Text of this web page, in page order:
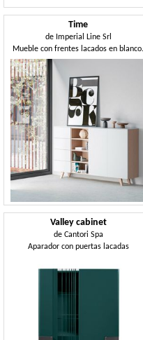
Time
de Imperial Line Srl
Mueble con frentes lacados en blanco.
Valley cabinet
de Cantori Spa
Aparador con puertas lacadas